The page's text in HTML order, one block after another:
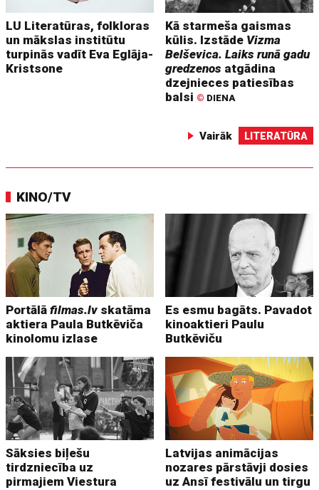
LU Literatūras, folkloras
un mākslas institūtu
turpinās vadīt Eva Eglāja-
Kristsone
Kā starmeša gaismas
kūlis. Izstāde Vizma
Belševica. Laiks runā gadu
gredzenos atgādina
dzejnieces patiesības
balsi © DIENA
Vairāk LITERATŪRA
KINO/TV
Portālāfilmas.lv skatāma
aktiera Paula Butkēviča
kinolomu izlase
Es esmu bagāts. Pavadot
kinoaktieri Paulu
Butkēviču
Sāksies biļešu
tirdzniecība uz
pirmajiem Viestura
Latvijas animācijas
nozares pārstāvji dosies
uz Ansī festivālu un tirgu